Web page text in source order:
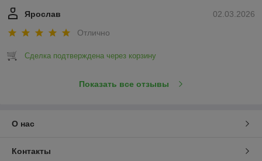
02.03.2026
Ярослав
Отлично
Сделка подтверждена через корзину
Показать все отзывы
О нас
Контакты